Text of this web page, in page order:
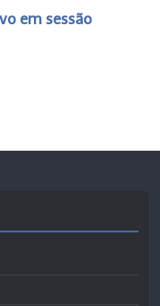
em sessão